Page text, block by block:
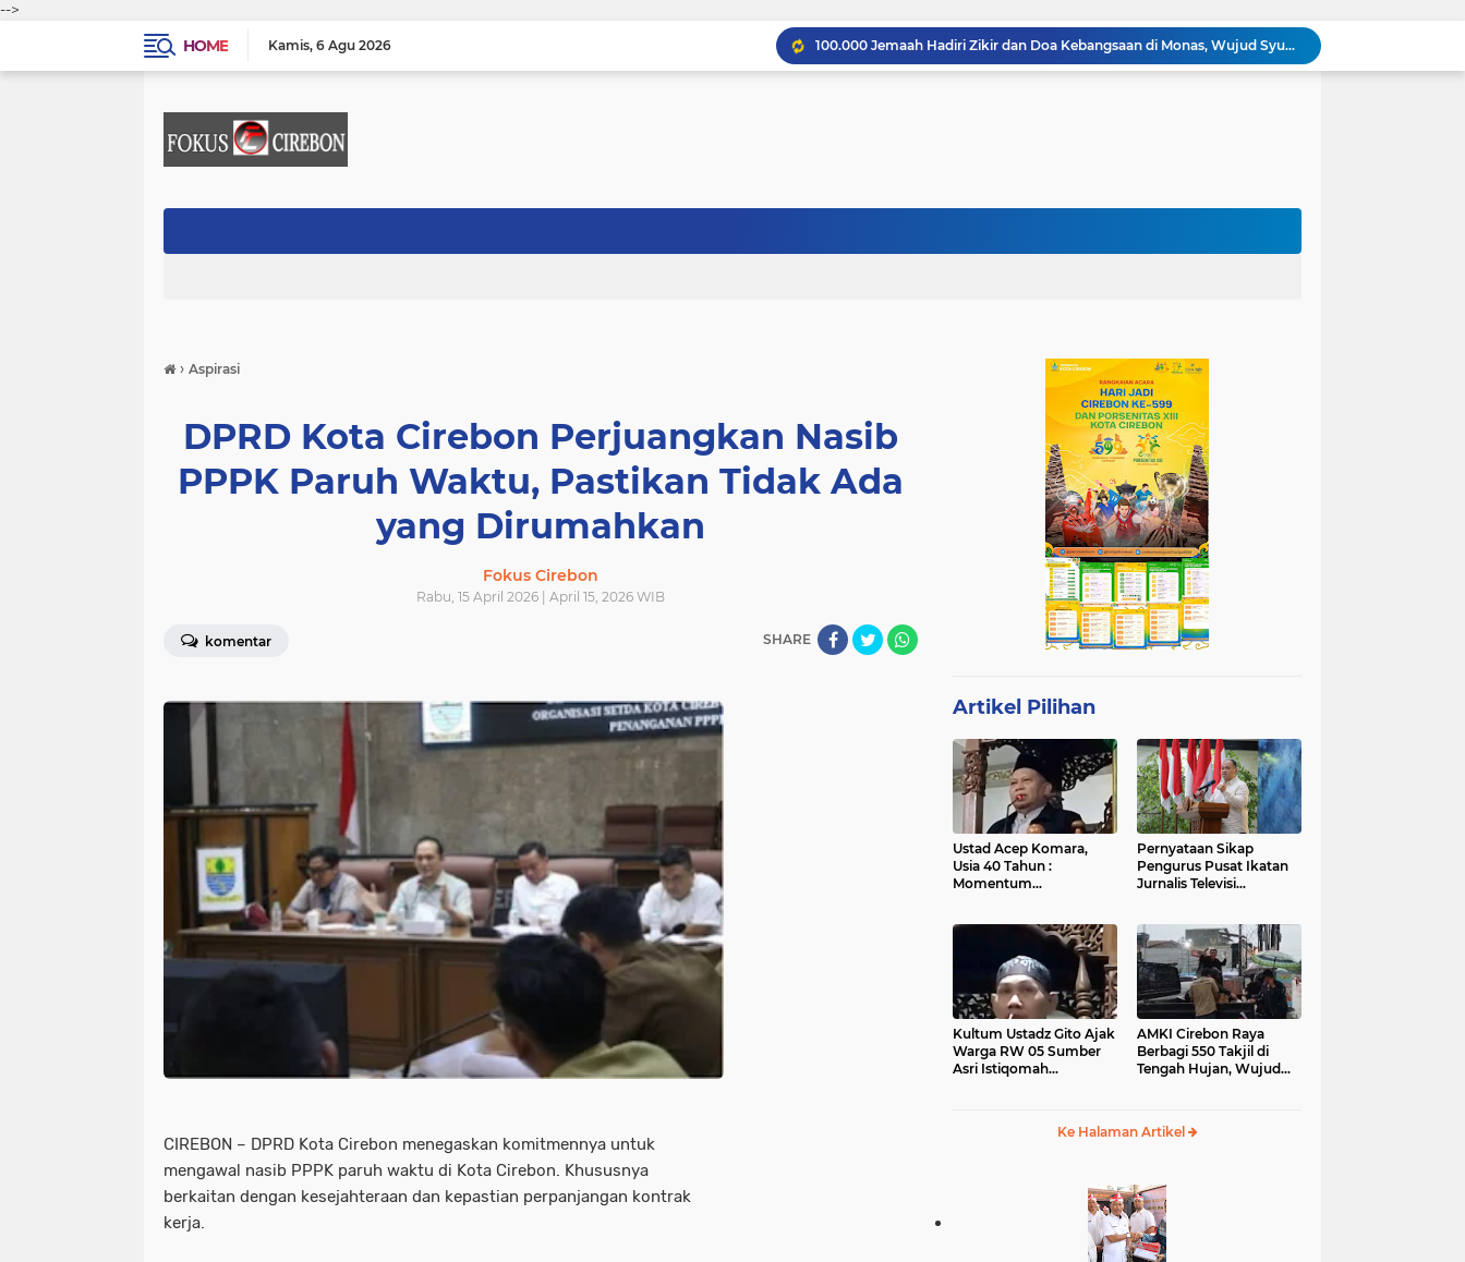
-->
HOME
Kamis 6 Agu 2026
100.000 Jemaah Hadiri Zikir dan Doa Kebangsaan di Monas, Wujud Syukur atas Kemerdekaan
Wali Kota Lantik Dewan Pengawas dan Direksi BUMD, Tegaskan Komitmen pada Kinerja dan Integritas
Mahasiswa KKN Kelompok 2 UIN Siber Cirebon Dampingi Anak-Anak Ikuti Program Rumah Mengaji
› Aspirasi
DPRD Kota Cirebon Perjuangkan Nasib
PPPK Paruh Waktu, Pastikan Tidak Ada
yang Dirumahkan
Fokus Cirebon
Rabu, 15 April 2026 | April 15, 2026 WIB
komentar SHARE
CIREBON – DPRD Kota Cirebon menegaskan komitmennya untuk
mengawal nasib PPPK paruh waktu di Kota Cirebon. Khususnya
berkaitan dengan kesejahteraan dan kepastian perpanjangan kontrak
kerja.
Artikel Pilihan
Ustad Acep Komara,
Usia 40 Tahun :
Momentum
Pernyataan Sikap
Pengurus Pusat Ikatan
Jurnalis Televisi
Kultum Ustadz Gito Ajak
Warga RW 05 Sumber
Asri Istiqomah
AMKI Cirebon Raya
Berbagi 550 Takjil di
Tengah Hujan, Wujud
Ke Halaman Artikel